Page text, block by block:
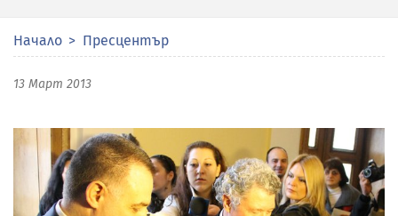
Начало Пресцентър
13 Март 2013